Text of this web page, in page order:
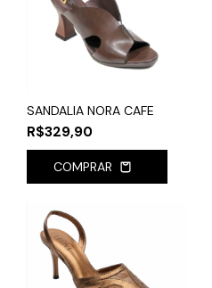
SANDALIA NORA CAFE
R$329,90
COMPRAR